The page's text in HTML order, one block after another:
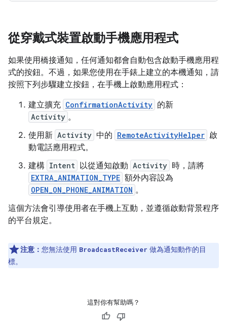
從穿戴式裝置啟動手機應用程式
如果使用橋接通知，任何通知都會自動包含啟動手機應用程
式的按鈕。不過，如果您使用在手錶上建立的本機通知，請
按照下列步驟建立按鈕，在手機上啟動應用程式：
建立擴充 ConfirmationActivity 的新
Activity 。
使用新 Activity 中的 RemoteActivityHelper 啟
動電話應用程式。
建構 Intent 以從通知啟動 Activity 時，請將
EXTRA_ANIMATION_TYPE 額外內容設為
OPEN_ON_PHONE_ANIMATION 。
這個方法會引導使用者在手機上互動，並遵循啟動背景程序
的平台規定。
注意： 您無法使用 BroadcastReceiver 做為通知動作的目
標。
這對你有幫助嗎？